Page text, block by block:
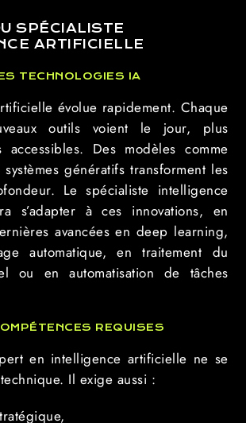
SPÉCIALISTE
ARTIFICIELLE
TECHNOLOGIES IA
évolue rapidement. Chaque
outils voient le jour, plus
accessibles. Des modèles comme
systèmes génératifs transforment les
Le spécialiste intelligence
s’adapter à ces innovations, en
avancées en deep learning,
automatique, en traitement du
ou en automatisation de tâches
REQUISES
en intelligence artificielle ne se
Il exige aussi :